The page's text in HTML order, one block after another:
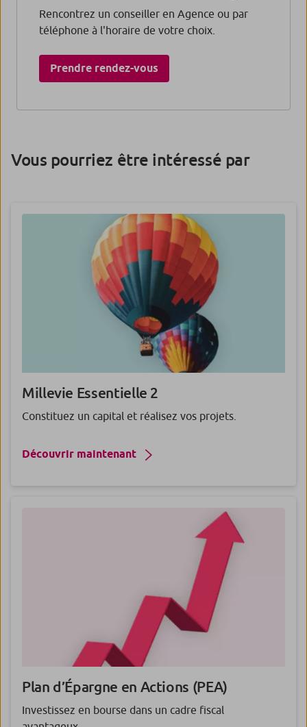
Rencontrez un conseiller en Agence ou par
téléphone à l'horaire de votre choix.
Prendre rendez-vous​
Vous pourriez être intéressé par
Millevie Essentielle 2
Constituez un capital et réalisez vos projets.
Découvrir maintenant
Plan d’Épargne en Actions (PEA)
Investissez en bourse dans un cadre fiscal